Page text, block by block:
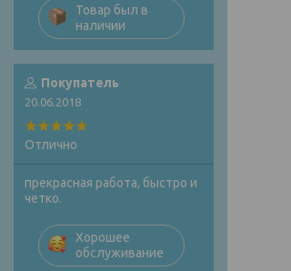
Товар был в
наличии
Покупатель
20.06.2018
Отлично
прекрасная работа, быстро и
четко.
Хорошее
обслуживание